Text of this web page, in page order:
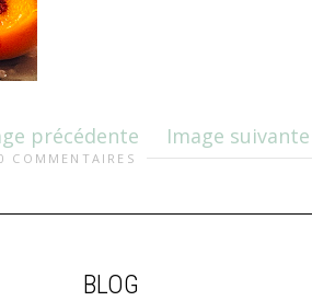
précédente Image suivante
COMMENTAIRES
BLOG